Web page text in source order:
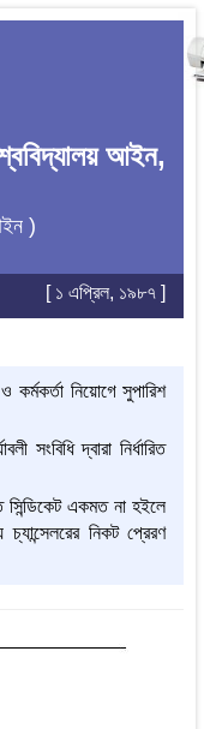
আইন,
)
[ ১ এপ্রিল, ১৯৮৭ ]
নিয়োগে সুপারিশ
সংবিধি দ্বারা নির্ধারিত
সিন্ডিকেট একমত না হইলে
নিকট প্রেরণ